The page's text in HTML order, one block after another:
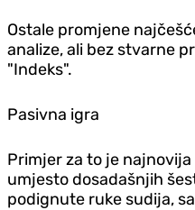
Ostale promjene
analize, ali bez stvarne
"Indeks".
Pasivna igra
Primjer za to je
umjesto dosadašnjih
podignute ruke sudija,